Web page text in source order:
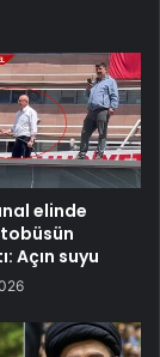
elinde
Açın suyu